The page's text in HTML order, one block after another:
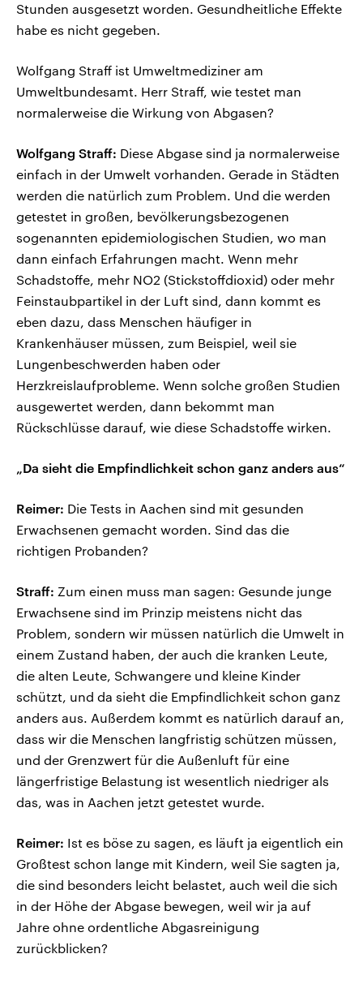
Stunden ausgesetzt worden. Gesundheitliche Effekte
habe es nicht gegeben.
Wolfgang Straff ist Umweltmediziner am
Umweltbundesamt. Herr Straff, wie testet man
normalerweise die Wirkung von Abgasen?
Wolfgang Straff: Diese Abgase sind ja normalerweise
einfach in der Umwelt vorhanden. Gerade in Städten
werden die natürlich zum Problem. Und die werden
getestet in großen, bevölkerungsbezogenen
sogenannten epidemiologischen Studien, wo man
dann einfach Erfahrungen macht. Wenn mehr
Schadstoffe, mehr NO2 (Stickstoffdioxid) oder mehr
Feinstaubpartikel in der Luft sind, dann kommt es
eben dazu, dass Menschen häufiger in
Krankenhäuser müssen, zum Beispiel, weil sie
Lungenbeschwerden haben oder
Herzkreislaufprobleme. Wenn solche großen Studien
ausgewertet werden, dann bekommt man
Rückschlüsse darauf, wie diese Schadstoffe wirken.
„Da sieht die Empfindlichkeit schon ganz anders aus“
Reimer: Die Tests in Aachen sind mit gesunden
Erwachsenen gemacht worden. Sind das die
richtigen Probanden?
Straff: Zum einen muss man sagen: Gesunde junge
Erwachsene sind im Prinzip meistens nicht das
Problem, sondern wir müssen natürlich die Umwelt in
einem Zustand haben, der auch die kranken Leute,
die alten Leute, Schwangere und kleine Kinder
schützt, und da sieht die Empfindlichkeit schon ganz
anders aus. Außerdem kommt es natürlich darauf an,
dass wir die Menschen langfristig schützen müssen,
und der Grenzwert für die Außenluft für eine
längerfristige Belastung ist wesentlich niedriger als
das, was in Aachen jetzt getestet wurde.
Reimer: Ist es böse zu sagen, es läuft ja eigentlich ein
Großtest schon lange mit Kindern, weil Sie sagten ja,
die sind besonders leicht belastet, auch weil die sich
in der Höhe der Abgase bewegen, weil wir ja auf
Jahre ohne ordentliche Abgasreinigung
zurückblicken?